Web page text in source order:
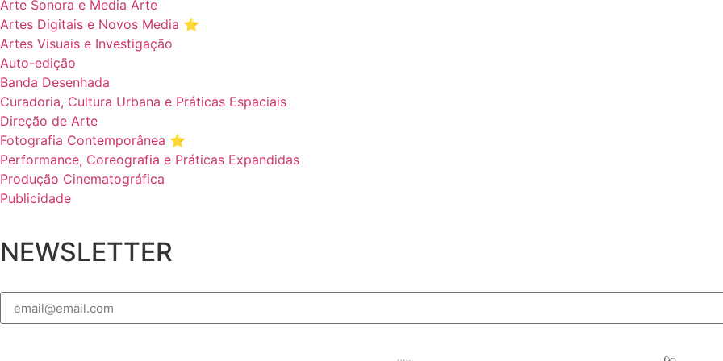
Arte Sonora e Media Arte
Artes Digitais e Novos Media ⭐️
Artes Visuais e Investigação
Auto-edição
Banda Desenhada
Curadoria, Cultura Urbana e Práticas Espaciais
Direção de Arte
Fotografia Contemporânea ⭐️
Performance, Coreografia e Práticas Expandidas
Produção Cinematográfica
Publicidade
NEWSLETTER